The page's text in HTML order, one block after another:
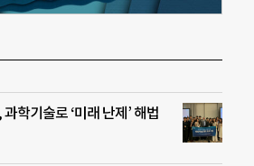
학기술로 ‘미래 난제’ 해법